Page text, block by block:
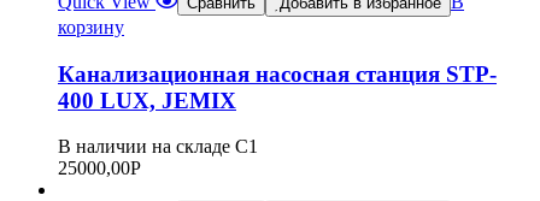
корзину
Канализационная насосная станция STP-
400 LUX, JEMIX
В наличии на складе С1
25000,00Р